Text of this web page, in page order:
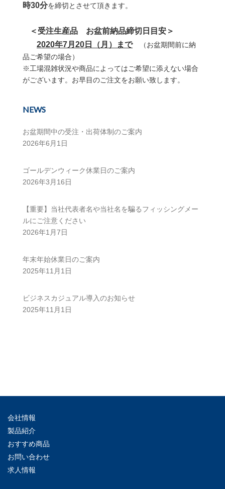
時30分を締切とさせて頂きます。
＜受注生産品 お盆前納品締切日目安＞
2020年7月20日（月）まで（お盆期間前に納
品ご希望の場合）
※工場混雑状況や商品によってはご希望に添えない場合
がございます。お早目のご注文をお願い致します。
NEWS
お盆期間中の受注・出荷体制のご案内
2026年6月1日
ゴールデンウィーク休業日のご案内
2026年3月16日
【重要】当社代表者名や当社名を騙るフィッシングメー
ルにご注意ください
2026年1月7日
年末年始休業日のご案内
2025年11月1日
ビジネスカジュアル導入のお知らせ
2025年11月1日
会社情報
製品紹介
おすすめ商品
お問い合わせ
求人情報